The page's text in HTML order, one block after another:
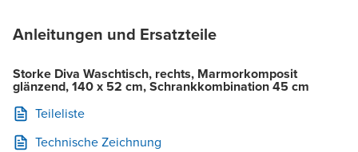
Anleitungen und Ersatzteile
Storke Diva Waschtisch, rechts, Marmorkomposit
glänzend, 140 x 52 cm, Schrankkombination 45 cm
Teileliste
Technische Zeichnung